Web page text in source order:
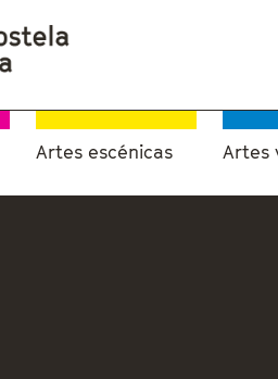
Artes escénicas Artes